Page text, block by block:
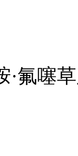
·氟噻